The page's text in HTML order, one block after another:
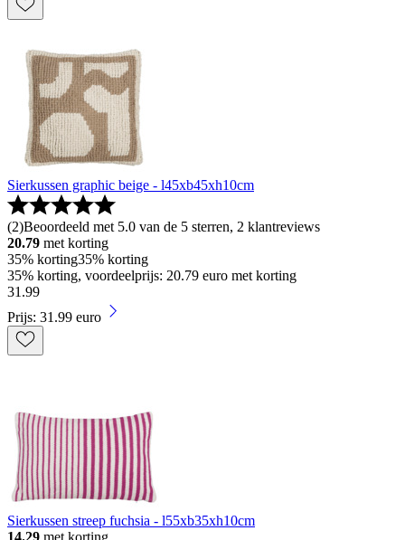
Sierkussen graphic beige - l45xb45xh10cm
(2)Beoordeeld met 5.0 van de 5 sterren, 2 klantreviews
20.79 met korting
35% korting35% korting
35% korting, voordeelprijs: 20.79 euro met korting
31 .99
Prijs: 31.99 euro
Sierkussen streep fuchsia - l55xb35xh10cm